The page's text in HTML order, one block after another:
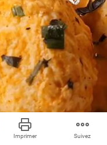
Imprimer Suivez